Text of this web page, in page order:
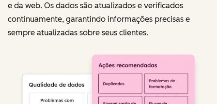
e da web. Os dados são atualizados e verificados
continuamente, garantindo informações precisas e
sempre atualizadas sobre seus clientes.